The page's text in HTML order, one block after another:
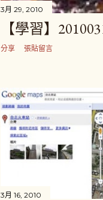
3月 29, 2010
【學習】
分享 張貼留言
3月 16, 2010